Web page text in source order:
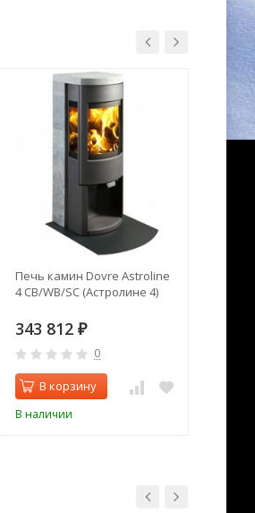
Печь камин Dovre Astroline
4 CB/WB/SC (Астролине 4)
343 812 ₽
0
В корзину
В наличии